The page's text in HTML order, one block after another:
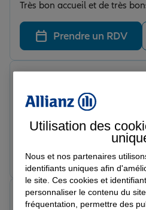
Très bon accueil et de très
Prendre un RDV
Le 12/06/2026 - Agence PONT DE
Très satisfait de l'agence
Rapide , efficace ,
Prendre un RDV
Note de 5 sur 5
Martine L.
Utilisation des
Nous et nos partenaires
identifiants uniques afin
le site. Ces cookies et
personnaliser le contenu du
fréquentation, permettre des